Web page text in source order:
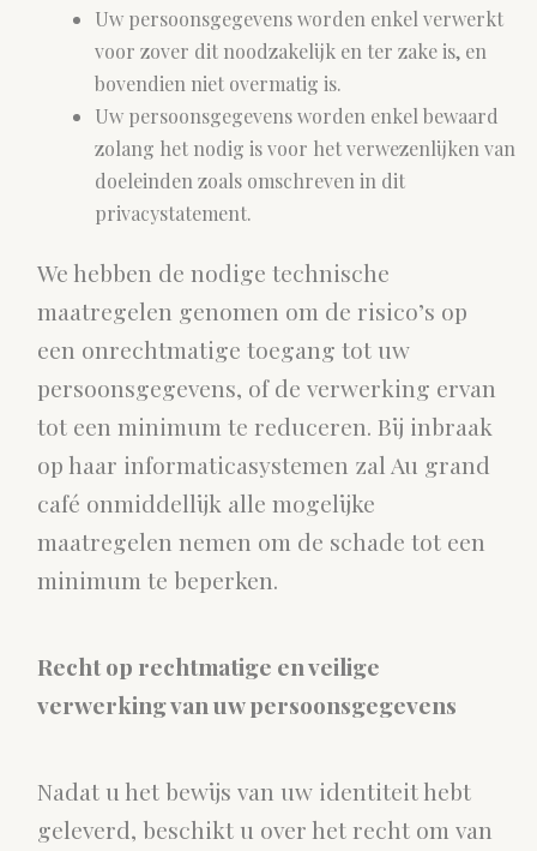
Uw persoonsgegevens worden enkel verwerkt
voor zover dit noodzakelijk en ter zake is, en
bovendien niet overmatig is.
Uw persoonsgegevens worden enkel bewaard
zolang het nodig is voor het verwezenlijken van
doeleinden zoals omschreven in dit
privacystatement.
We hebben de nodige technische
maatregelen genomen om de risico’s op
een onrechtmatige toegang tot uw
persoonsgegevens, of de verwerking ervan
tot een minimum te reduceren. Bij inbraak
op haar informaticasystemen zal Au grand
café onmiddellijk alle mogelijke
maatregelen nemen om de schade tot een
minimum te beperken.
Recht op rechtmatige en veilige
verwerking van uw persoonsgegevens
Nadat u het bewijs van uw identiteit hebt
geleverd, beschikt u over het recht om van